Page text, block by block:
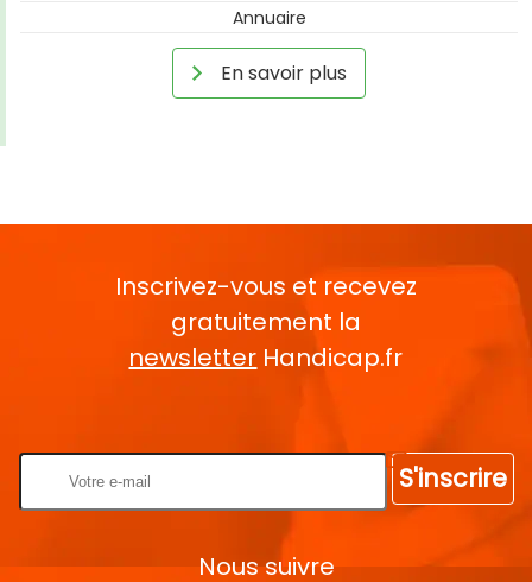
Annuaire
En savoir plus
Inscrivez-vous et recevez
gratuitement la
newsletter Handicap.fr
S'inscrire
Nous suivre